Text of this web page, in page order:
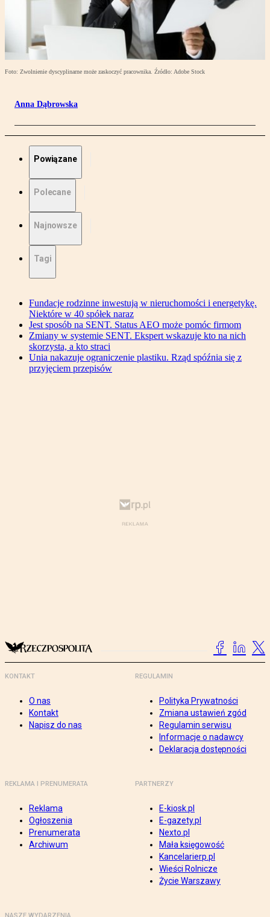
Foto: Zwolnienie dyscyplinarne może zaskoczyć pracownika. Źródło: Adobe Stock
Anna Dąbrowska
Powiązane
Polecane
Najnowsze
Tagi
Fundacje rodzinne inwestują w nieruchomości i energetykę.
Niektóre w 40 spółek naraz
Jest sposób na SENT. Status AEO może pomóc firmom
Zmiany w systemie SENT. Ekspert wskazuje kto na nich
skorzysta, a kto straci
Unia nakazuje ograniczenie plastiku. Rząd spóźnia się z
przyjęciem przepisów
KONTAKT
O nas
Kontakt
Napisz do nas
REGULAMIN
Polityka Prywatności
Zmiana ustawień zgód
Regulamin serwisu
Informacje o nadawcy
Deklaracja dostępności
REKLAMA I PRENUMERATA
Reklama
Ogłoszenia
Prenumerata
Archiwum
PARTNERZY
E-kiosk.pl
E-gazety.pl
Nexto.pl
Mała księgowość
Kancelarierp.pl
Wieści Rolnicze
Życie Warszawy